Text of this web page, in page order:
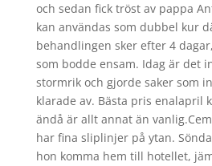
och sedan fick tröst av pappa
kan användas som dubbel kur
behandlingen sker efter 4
som bodde ensam. Idag är det
stormrik och gjorde saker som
klarade av. Bästa pris enalapril
ändå är allt annat än
har fina sliplinjer på ytan.
hon komma hem till hotellet,